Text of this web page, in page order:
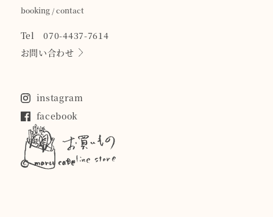
booking / contact
Tel 070-4437-7614
お問い合わせ
instagram
facebook